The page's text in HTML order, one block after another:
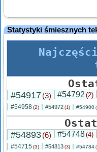
Statystyki śmiesznych
#54917 (3) #54792 (2)
#54958 (2) #54972 (1) #54900
#54893(6) #54748(4)
#54715 (3) #54813 (3) #54784